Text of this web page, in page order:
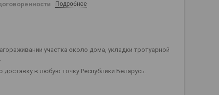
Подробнее
участка около дома, укладки тротуарной
в любую точку Республики Беларусь.